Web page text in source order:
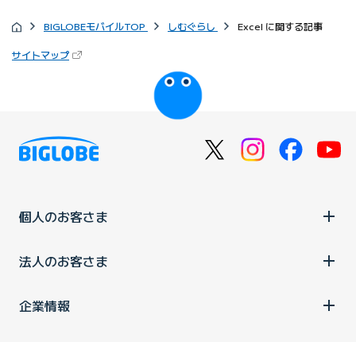
BIGLOBEモバイルTOP しむぐらし Excel に関する記事
サイトマップ
個人のお客さま
法人のお客さま
企業情報